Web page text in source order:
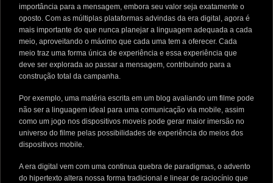
importância para a mensagem, embora seu valor seja exatamente o
oposto. Com as múltiplas plataformas advindas da era digital, agora é
mais importante do que nunca planejar a linguagem adequada a cada
meio, aproveitando o máximo que cada uma tem a oferecer. Cada
meio traz uma forma única de experiência e essa experiência que
deve ser explorada ao passar a mensagem, contribuindo para a
construção total da campanha.
Por exemplo, uma matéria escrita em um blog avaliando um filme pode
não ser a linguagem ideal para uma comunicação via mobile, assim
como um jogo nos dispositivos moveis pode gerar maior imersão no
universo do filme pelas possibilidades de experiência do meios dos
dispositivos mobile.
A era digital vem com uma continua quebra de paradigmas, o advento
do hipertexto altera nossa forma tradicional e linear de raciocínio que